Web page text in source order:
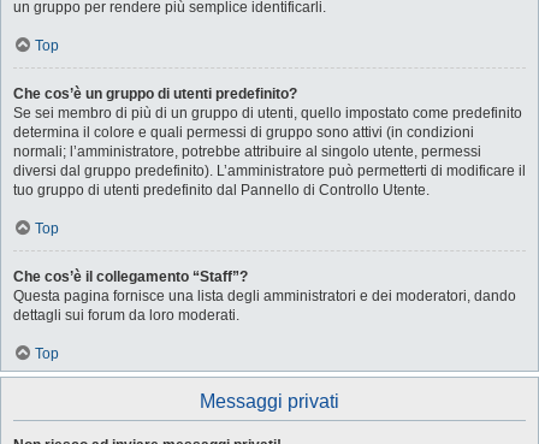
un gruppo per rendere più semplice identificarli.
Top
Che cos’è un gruppo di utenti predefinito?
Se sei membro di più di un gruppo di utenti, quello impostato come predefinito
determina il colore e quali permessi di gruppo sono attivi (in condizioni
normali; l’amministratore, potrebbe attribuire al singolo utente, permessi
diversi dal gruppo predefinito). L’amministratore può permetterti di modificare il
tuo gruppo di utenti predefinito dal Pannello di Controllo Utente.
Top
Che cos’è il collegamento “Staff”?
Questa pagina fornisce una lista degli amministratori e dei moderatori, dando
dettagli sui forum da loro moderati.
Top
Messaggi privati